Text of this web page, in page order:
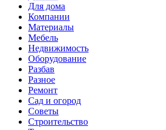
Для дома
Компании
Материалы
Мебель
Недвижимость
Оборудование
Разбав
Разное
Ремонт
Сад и огород
Советы
Строительство